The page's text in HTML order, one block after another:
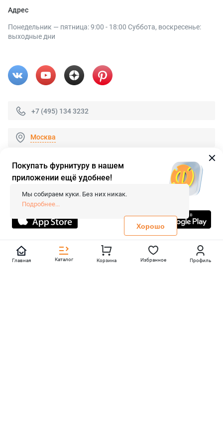
Адрес
Понедельник — пятница: 9:00 - 18:00 Суббота, воскресенье:
выходные дни
+7 (495) 134 3232
Москва
© 2026 «FieraShop.ru»
Сопровождение сайта
- Вебформат.
Все права защищены.
Не является публичной офертой
Политика конфиденциальности
Главная Каталог Корзина Избранное Профиль
Покупать фурнитуру в нашем
приложении ещё удобнее!
Мы собираем куки. Без них никак.
Подробнее...
Хорошо